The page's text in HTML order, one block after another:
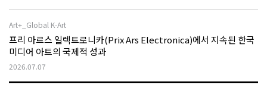
Art+_Global K-Art
프리 아르스 일렉트로니카(Prix Ars Electronica)에서 지속된 한국
미디어 아트의 국제적 성과
2026.07.07